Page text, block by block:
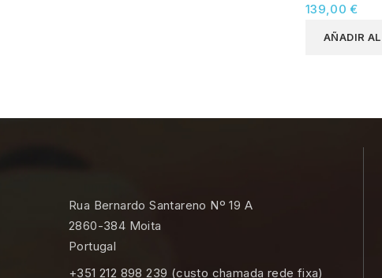
139,00 €
AÑADIR
Rua Bernardo Santareno Nº 19 A
2860-384 Moita
Portugal
+351 212 898 239 (custo chamada rede fixa)